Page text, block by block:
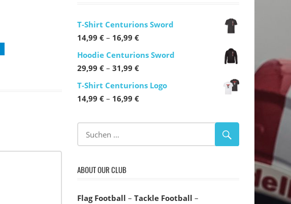
T-Shirt Centurions Sword
14,99 € – 16,99 €Preisspanne:
14,99 €
bis
Hoodie Centurions Sword
29,99 € – 31,99 €Preisspanne:
29,99 €
bis
T-Shirt Centurions Logo
14,99 € – 16,99 €Preisspanne:
bis
ABOUT OUR CLUB
Flag Football – Tackle Football –